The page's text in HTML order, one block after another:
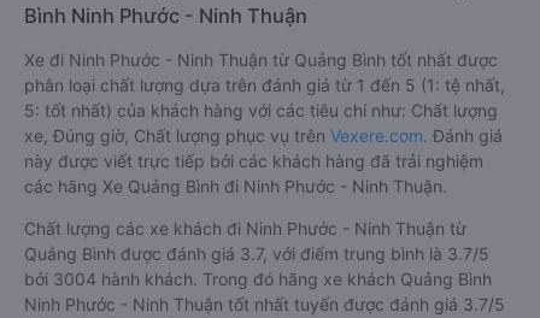
Bình Ninh Phước - Ninh Thuận
Xe đi Ninh Phước - Ninh Thuận từ Quảng Bình tốt nhất được
phân loại chất lượng dựa trên đánh giá từ 1 đến 5 (1: tệ nhất,
5: tốt nhất) của khách hàng với các tiêu chí như: Chất lượng
xe, Đúng giờ, Chất lượng phục vụ trên Vexere.com. Đánh giá
này được viết trực tiếp bởi các khách hàng đã trải nghiệm
các hãng Xe Quảng Bình đi Ninh Phước - Ninh Thuận.
Chất lượng các xe khách đi Ninh Phước - Ninh Thuận từ
Quảng Bình được đánh giá 3.7, với điểm trung bình là 3.7/5
bởi 3004 hành khách. Trong đó hãng xe khách Quảng Bình
Ninh Phước - Ninh Thuận tốt nhất tuyến được đánh giá 3.7/5